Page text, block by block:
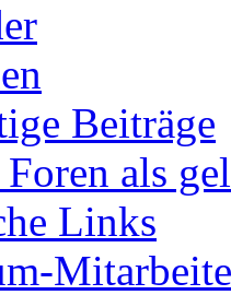
Beiträge
als
Links